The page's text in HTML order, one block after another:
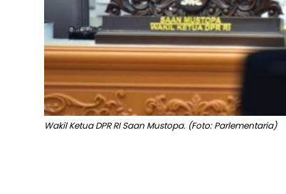
Wakil Ketua DPR RI Saan Mustopa. (Foto: Parlementaria)